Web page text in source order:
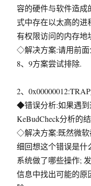
容的硬件与软件造成
式中存在以太高的
有权限访问的内存地
◇解决方案:请用前面
8、9方案尝试排除.
2、
◆错误分析:如果遇到
KeBudCheck分析的
◇解决方案:既然微软
细回想这个错误是什
系统做了哪些操作;
信息中找出可能的原